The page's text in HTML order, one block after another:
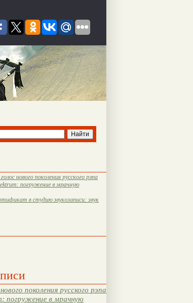
нового поколения русского рэпа
погружение в мрачную
в студию звукозаписи: звук
поколения русского рэпа
погружение в мрачную